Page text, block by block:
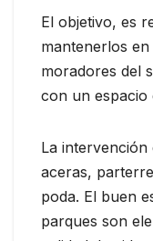
El objetivo, es
mantenerlos
moradores del
con un espacio
La intervención
aceras,
poda. El buen
parques son